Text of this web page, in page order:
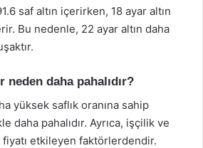
saf altın içerirken, 18 ayar altın
Bu nedenle, 22 ayar altın daha
daha pahalıdır?
yüksek saflık oranına sahip
daha pahalıdır. Ayrıca, işçilik ve
etkileyen faktörlerdendir.